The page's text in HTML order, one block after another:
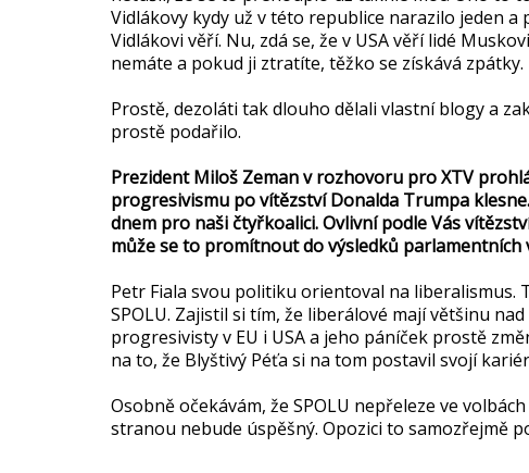
Vidlákovy kydy už v této republice narazilo jeden
Vidlákovi věří. Nu, zdá se, že v USA věří lidé
nemáte a pokud ji ztratíte, těžko se získává zpátky.
Prostě, dezoláti tak dlouho dělali vlastní blogy a
prostě podařilo.
Prezident Miloš Zeman v rozhovoru pro XTV
progresivismu po vítězství Donalda Trumpa
dnem pro naši čtyřkoalici. Ovlivní podle Vás
může se to promítnout do výsledků parlamentních
Petr Fiala svou politiku orientoval na liberalismus.
SPOLU. Zajistil si tím, že liberálové mají většinu
progresivisty v EU i USA a jeho páníček prostě
na to, že Blyštivý Péťa si na tom postavil svojí
Osobně očekávám, že SPOLU nepřeleze ve
stranou nebude úspěšný. Opozici to samozřejmě